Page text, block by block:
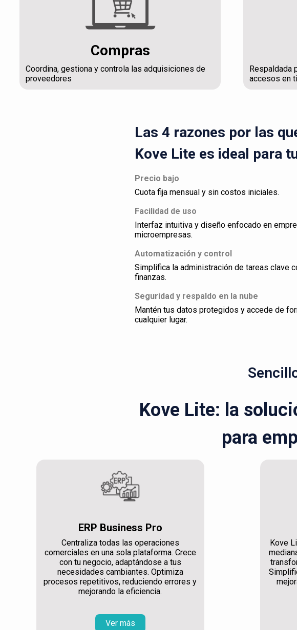
Compras
Coordina, gestiona y controla las adquisiciones de
proveedores
Respaldada
accesos en
Las 4 razones por las
Kove Lite es ideal para
Precio bajo
Cuota fija mensual y sin costos iniciales.
Facilidad de uso
Interfaz intuitiva y diseño enfocado en
microempresas.
Automatización y control
Simplifica la administración de tareas clave
finanzas.
Seguridad y respaldo en la nube
Mantén tus datos protegidos y accede de
cualquier lugar.
Kove Lite: la
para
ERP Business Pro
Centraliza todas las operaciones
comerciales en una sola plataforma. Crece
con tu negocio, adaptándose a tus
necesidades cambiantes. Optimiza
procesos repetitivos, reduciendo errores y
mejorando la eficiencia.
Ver más
Kove